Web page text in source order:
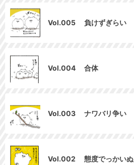
Vol.005 負けずぎらい
Vol.004 合体
Vol.003 ナワバリ争い
Vol.002 態度でっかいぬ